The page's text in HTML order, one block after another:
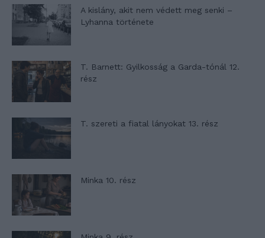
A kislány, akit nem védett meg senki –
Lyhanna története
T. Barnett: Gyilkosság a Garda-tónál 12.
rész
T. szereti a fiatal lányokat 13. rész
Minka 10. rész